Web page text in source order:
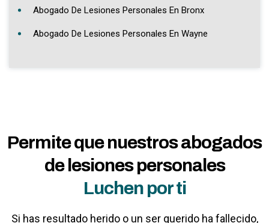
Abogado De Lesiones Personales En Bronx
Abogado De Lesiones Personales En Wayne
Permite que nuestros abogados
de lesiones personales
Luchen por ti
Si has resultado herido o un ser querido ha fallecido,